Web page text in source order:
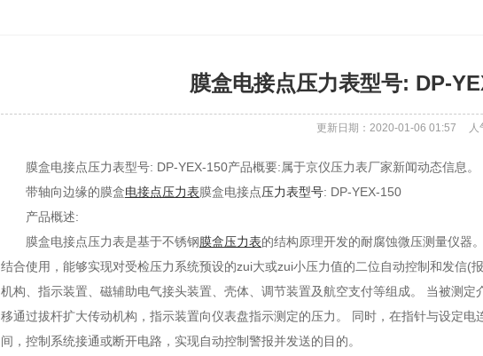
膜盒电接点压力表型号: DP-
更新日期：2020-01-06 01:57 人
膜盒电接点压力表型号: DP-YEX-150产品概要:属于京仪压力表厂家新闻动态信息。
带轴向边缘的膜盒电接点压力表膜盒电接点压力表型号: DP-YEX-150
产品概述:
膜盒电接点压力表是基于不锈钢膜盒压力表的结构原理开发的耐腐蚀微压测量仪器
结合使用，能够实现对受检压力系统预设的zui大或zui小压力值的二位自动控制和发信(
机构、指示装置、磁辅助电气接头装置、壳体、调节装置及航空支付等组成。 当被测
移通过拔杆扩大传动机构，指示装置向仪表盘指示测定的压力。 同时，在指针与设定
间，控制系统接通或断开电路，实现自动控制警报并发送的目的。